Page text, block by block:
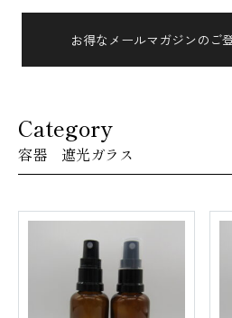
お得なメールマガジンのご
Category
容器 遮光ガラス